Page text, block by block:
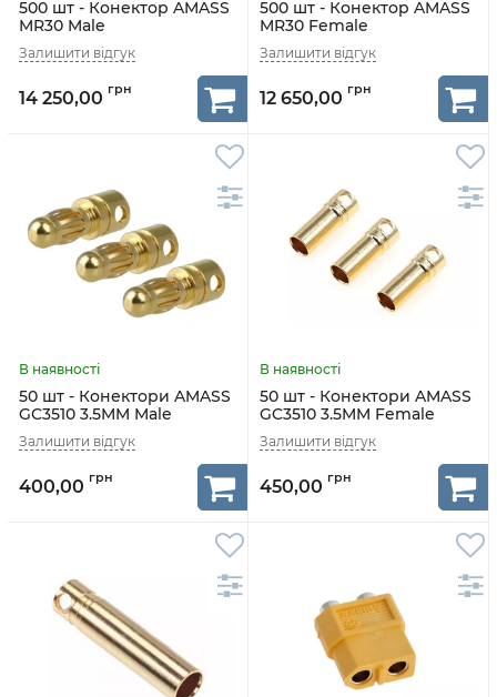
500 шт - Конектор AMASS
MR30 Male
14 250,00
500 шт - Конектор AMASS
MR30 Female
12 650,00
50 шт - Конектори AMASS
GC3510 3.5MM Male
400,00
50 шт - Конектори AMASS
GC3510 3.5MM Female
450,00